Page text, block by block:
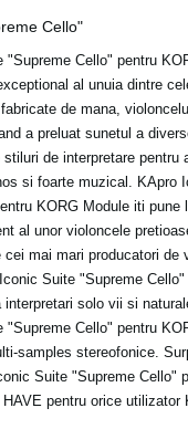
Cello"
"Supreme Cello" pentru
al unuia dintre
de mana,
a preluat sunetul a
de interpretare pentru
si foarte muzical. KApro
KORG Module iti pune
al unor violoncele
mai mari producatori de
Suite "Supreme
solo vii si
Cello" pentru
samples stereofonice.
Suite "Supreme Cello"
pentru orice utilizator